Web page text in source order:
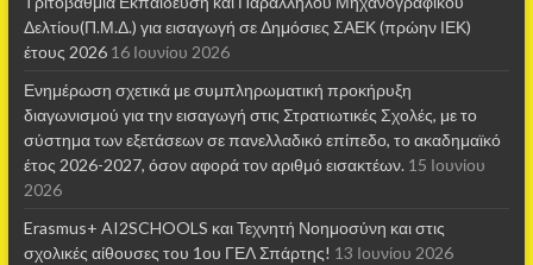
Δελτίου(Π.Μ.Δ.) για εισαγωγή σε Δημόσιες ΣΑΕΚ (πρώην ΙΕΚ)
έτους 2026 16 Ιουνίου 2026
Ενημέρωση σχετικά με συμπληρωματική προκήρυξη
διαγωνισμού για την εισαγωγή στις Στρατιωτικές Σχολές, με το
σύστημα των εξετάσεων σε πανελλαδικό επίπεδο, το ακαδημαϊκό
έτος 2026-2027, όσον αφορά τον αριθμό εισακτέων. 15 Ιουνίου
2026
Erasmus+ AI2SCHOOLS και Τεχνητή Νοημοσύνη και στις
σχολικές αίθουσες τoυ 1ου ΓΕΛ Σπάρτης! 13 Ιουνίου 2026